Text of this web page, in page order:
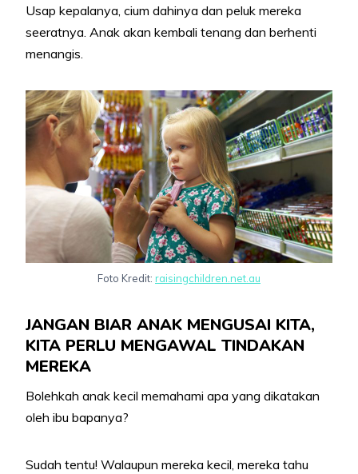
Usap kepalanya, cium dahinya dan peluk mereka
seeratnya. Anak akan kembali tenang dan berhenti
menangis.
Foto Kredit: raisingchildren.net.au
JANGAN BIAR ANAK MENGUSAI KITA,
KITA PERLU MENGAWAL TINDAKAN
MEREKA
Bolehkah anak kecil memahami apa yang dikatakan
oleh ibu bapanya?
Sudah tentu! Walaupun mereka kecil, mereka tahu